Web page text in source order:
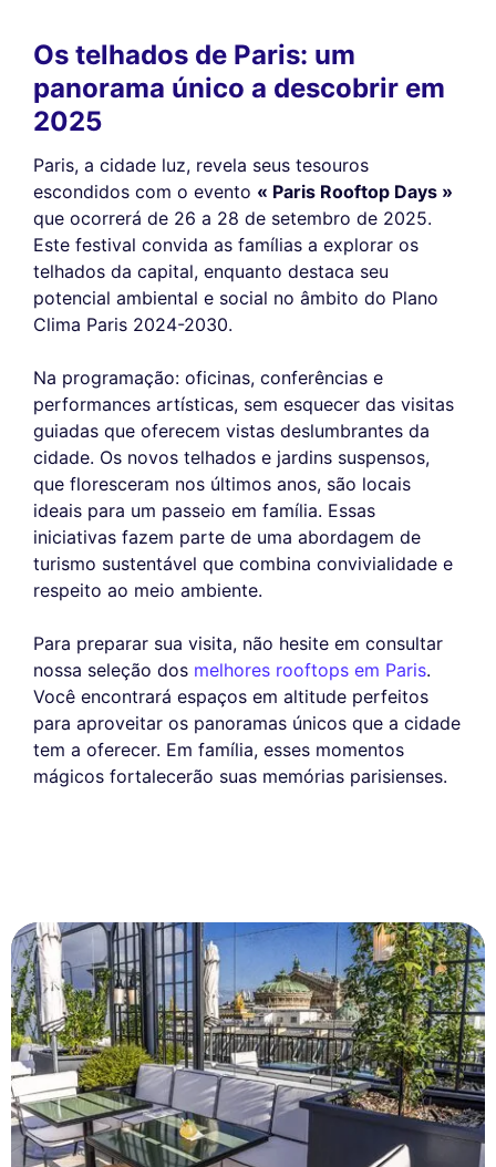
Os telhados de Paris: um
panorama único a descobrir em
2025
Paris, a cidade luz, revela seus tesouros
escondidos com o evento « Paris Rooftop Days »
que ocorrerá de 26 a 28 de setembro de 2025.
Este festival convida as famílias a explorar os
telhados da capital, enquanto destaca seu
potencial ambiental e social no âmbito do Plano
Clima Paris 2024-2030.
Na programação: oficinas, conferências e
performances artísticas, sem esquecer das visitas
guiadas que oferecem vistas deslumbrantes da
cidade. Os novos telhados e jardins suspensos,
que floresceram nos últimos anos, são locais
ideais para um passeio em família. Essas
iniciativas fazem parte de uma abordagem de
turismo sustentável que combina convivialidade e
respeito ao meio ambiente.
Para preparar sua visita, não hesite em consultar
nossa seleção dos melhores rooftops em Paris.
Você encontrará espaços em altitude perfeitos
para aproveitar os panoramas únicos que a cidade
tem a oferecer. Em família, esses momentos
mágicos fortalecerão suas memórias parisienses.